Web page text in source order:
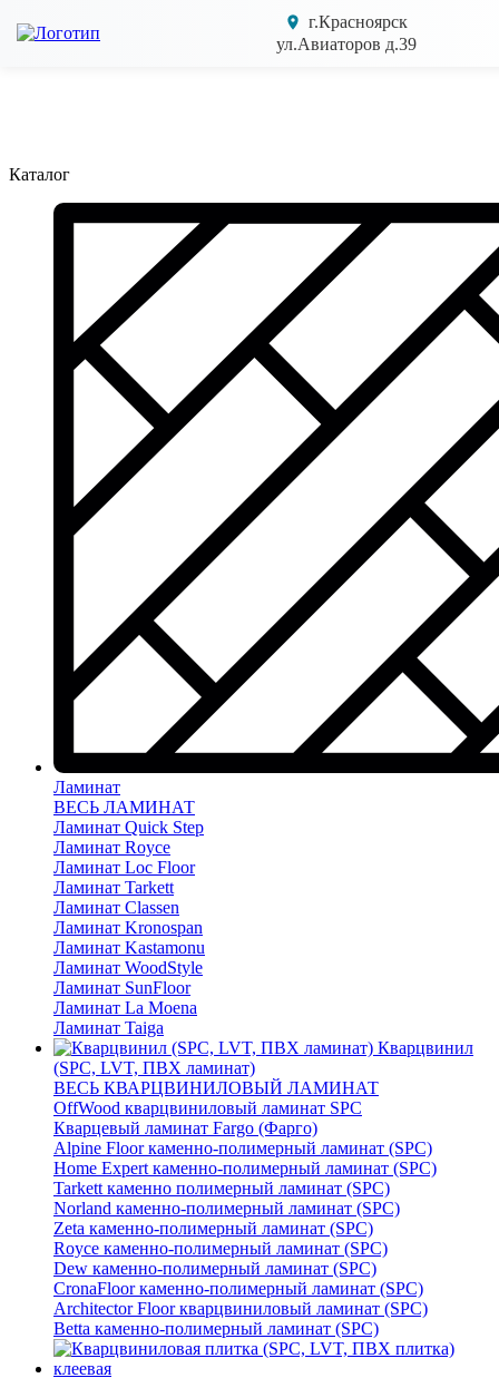
г.Красноярск
ул.Авиаторов д.39
Каталог
Ламинат
ВЕСЬ ЛАМИНАТ
Ламинат Quick Step
Ламинат Royce
Ламинат Loc Floor
Ламинат Tarkett
Ламинат Classen
Ламинат Kronospan
Ламинат Kastamonu
Ламинат WoodStyle
Ламинат SunFloor
Ламинат La Moena
Ламинат Taiga
Кварцвинил
(SPC, LVT, ПВХ ламинат)
ВЕСЬ КВАРЦВИНИЛОВЫЙ ЛАМИНАТ
OffWood кварцвиниловый ламинат SPC
Кварцевый ламинат Fargo (Фарго)
Alpine Floor каменно-полимерный ламинат (SPC)
Home Expert каменно-полимерный ламинат (SPC)
Tarkett каменно полимерный ламинат (SPC)
Norland каменно-полимерный ламинат (SPC)
Zeta каменно-полимерный ламинат (SPC)
Royce каменно-полимерный ламинат (SPC)
Dew каменно-полимерный ламинат (SPC)
CronaFloor каменно-полимерный ламинат (SPC)
Architector Floor кварцвиниловый ламинат (SPC)
Betta каменно-полимерный ламинат (SPC)